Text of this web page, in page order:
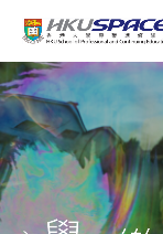
content
Main
content
start